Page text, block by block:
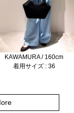
KAWAMURA / 160cm
着用サイズ : 36